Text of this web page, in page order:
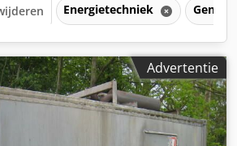
Energietechniek
Advertentie